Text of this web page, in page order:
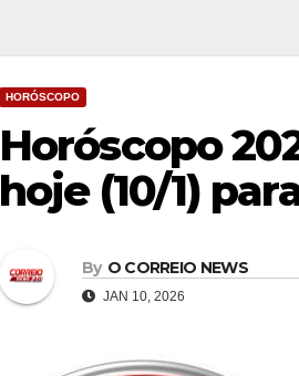
HORÓSCOPO
Horóscopo
hoje (10/1)
By O CORREIO NEWS
JAN 10, 2026